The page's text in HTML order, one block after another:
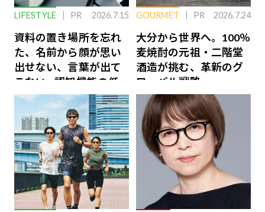
LIFESTYLE PR 2026.7.15
資料の置き場所を忘れ
た、名前から顔が思い
出せない、言葉が出て
こない…認知機能の低
下を救う、脳のインナ
ーケアとは
GOURMET PR 2026.7.24
大分から世界へ。100％
麦焼酎の元祖・二階堂
酒造が挑む、革新のグ
ローバル戦略